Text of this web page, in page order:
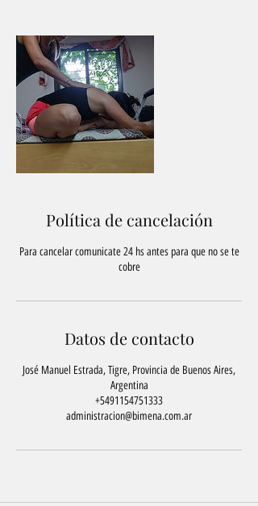
Política de cancelación
Para cancelar comunicate 24 hs antes para que no se te
cobre
Datos de contacto
José Manuel Estrada, Tigre, Provincia de Buenos Aires,
Argentina
+5491154751333
administracion@bimena.com.ar